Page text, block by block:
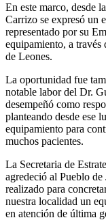
En este marco, desde
Carrizo se expresó un
representado por su
equipamiento, a
de Leones.
La oportunidad fue
notable labor del Dr.
desempeñó como
planteando desde ese
equipamiento para
muchos pacientes.
La Secretaria de
agredeció al Pueblo
realizado para
nuestra localidad un
en atención de última